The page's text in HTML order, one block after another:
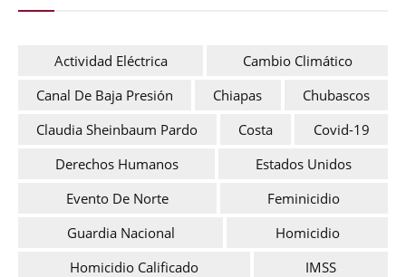
Actividad Eléctrica
Cambio Climático
Canal De Baja Presión
Chiapas
Chubascos
Claudia Sheinbaum Pardo
Costa
Covid-19
Derechos Humanos
Estados Unidos
Evento De Norte
Feminicidio
Guardia Nacional
Homicidio
Homicidio Calificado
IMSS